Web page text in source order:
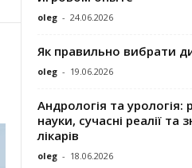
oleg - 24.06.2026
Як правильно вибрати
oleg - 19.06.2026
Андрологія та урологія:
науки, сучасні реалії та
лікарів
oleg - 18.06.2026